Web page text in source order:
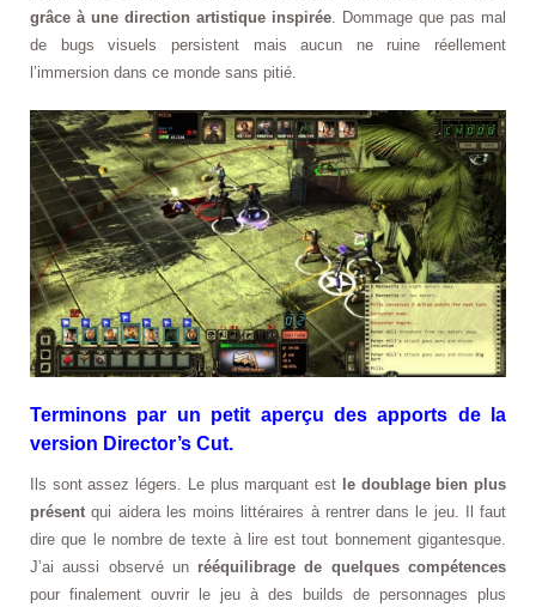
grâce à une direction artistique inspirée . Dommage que pas mal
de bugs visuels persistent mais aucun ne ruine réellement
l’immersion dans ce monde sans pitié.
Terminons par un petit aperçu des apports de la
version Director’s Cut.
Ils sont assez légers. Le plus marquant est le doublage bien plus
présent qui aidera les moins littéraires à rentrer dans le jeu. Il faut
dire que le nombre de texte à lire est tout bonnement gigantesque.
J’ai aussi observé unrééquilibrage de quelques compétences
pour finalement ouvrir le jeu à des builds de personnages plus